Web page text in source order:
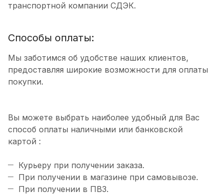
транспортной компании СДЭК.
Способы оплаты:
Мы заботимся об удобстве наших клиентов,
предоставляя широкие возможности для оплаты
покупки.
Вы можете выбрать наиболее удобный для Вас
способ оплаты наличными или банковской
картой :
Курьеру при получении заказа.
При получении в магазине при самовывозе.
При получении в ПВЗ.